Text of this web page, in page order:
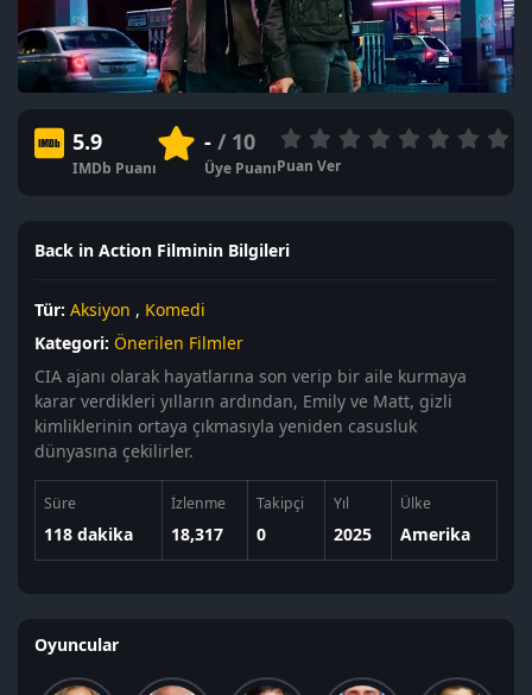
5.9
IMDb Puanı
-/ 10
Üye PuanıPuan Ver
Back in Action Filminin Bilgileri
Tür: Aksiyon , Komedi
Kategori: Önerilen Filmler
CIA ajanı olarak hayatlarına son verip bir aile kurmaya
karar verdikleri yılların ardından, Emily ve Matt, gizli
kimliklerinin ortaya çıkmasıyla yeniden casusluk
dünyasına çekilirler.
Süre
118 dakika
İzlenme
18,317
Takipçi
0
Yıl
2025
Ülke
Amerika
Oyuncular